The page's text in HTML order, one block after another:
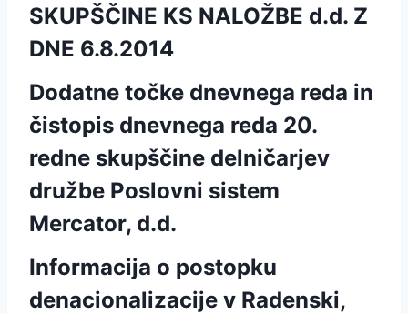
SKUPŠČINE KS NALOŽBE d.d. Z
DNE 6.8.2014
Dodatne točke dnevnega reda in
čistopis dnevnega reda 20.
redne skupščine delničarjev
družbe Poslovni sistem
Mercator, d.d.
Informacija o postopku
denacionalizacije v Radenski,